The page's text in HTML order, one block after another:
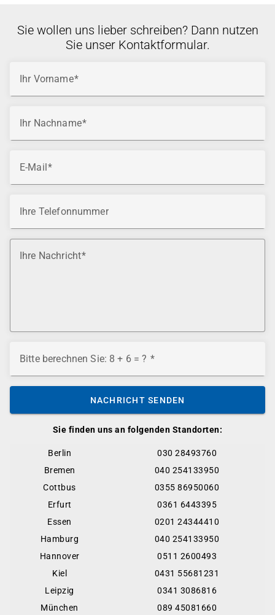
Sie finden uns an folgenden Standorten:
Berlin
030 28493760
Bremen
040 254133950
Cottbus
0355 86950060
Erfurt
0361 6443395
Essen
0201 24344410
Hamburg
040 254133950
Hannover
0511 2600493
Kiel
0431 55681231
Leipzig
0341 3086816
München
089 45081660
Sie wollen uns lieber schreiben? Dann nutzen
Sie unser Kontaktformular.
Ihr Vorname
Ihr Nachname
E-Mail
Ihre Telefonnummer
Ihre Nachricht
Bitte berechnen Sie: 8 + 6 = ?
NACHRICHT SENDEN